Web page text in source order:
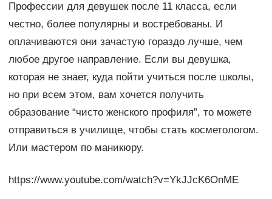
Профессии для девушек после 11 класса, если
честно, более популярны и востребованы. И
оплачиваются они зачастую гораздо лучше, чем
любое другое направление. Если вы девушка,
которая не знает, куда пойти учиться после школы,
но при всем этом, вам хочется получить
образование “чисто женского профиля”, то можете
отправиться в училище, чтобы стать косметологом.
Или мастером по маникюру.
https://www.youtube.com/watch?v=YkJJcK6OnME